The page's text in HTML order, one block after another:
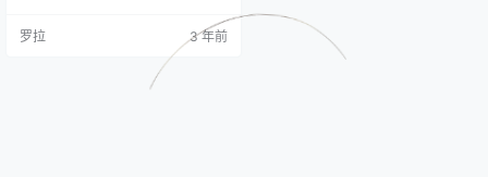
产品，提高价格竞争力。 如果有商
品出单，就不要随便下架，也不要
随便改价格，根据流量曝光及转
化，再进行细节优化。一定要注
罗拉 3 年前